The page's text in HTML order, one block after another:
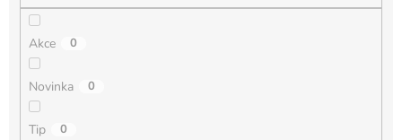
Akce 0
Novinka 0
Tip 0